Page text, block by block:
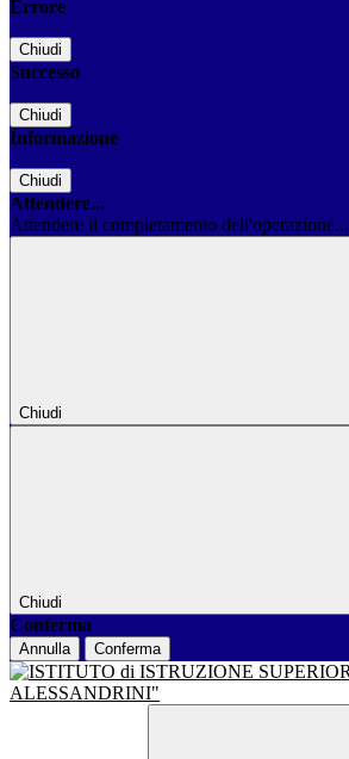
Errore
Chiudi
Successo
Chiudi
Informazione
Chiudi
Attendere...
Attendere il completamento dell'operazione...
Chiudi
Chiudi
Conferma
Annulla Conferma